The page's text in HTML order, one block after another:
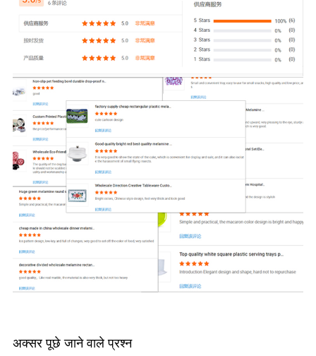
अक्सर पूछे जाने वाले प्रश्न